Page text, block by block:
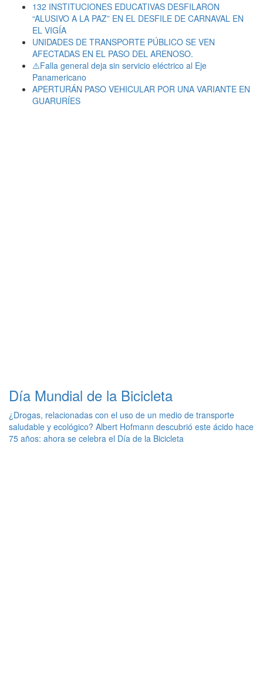
132 INSTITUCIONES EDUCATIVAS DESFILARON
“ALUSIVO A LA PAZ” EN EL DESFILE DE CARNAVAL EN
EL VIGÍA
UNIDADES DE TRANSPORTE PÚBLICO SE VEN
AFECTADAS EN EL PASO DEL ARENOSO.
⚠️Falla general deja sin servicio eléctrico al Eje
Panamericano
APERTURÁN PASO VEHICULAR POR UNA VARIANTE EN
GUARURÍES
Día Mundial de la Bicicleta
¿Drogas, relacionadas con el uso de un medio de transporte
saludable y ecológico? Albert Hofmann descubrió este ácido hace
75 años: ahora se celebra el Día de la Bicicleta